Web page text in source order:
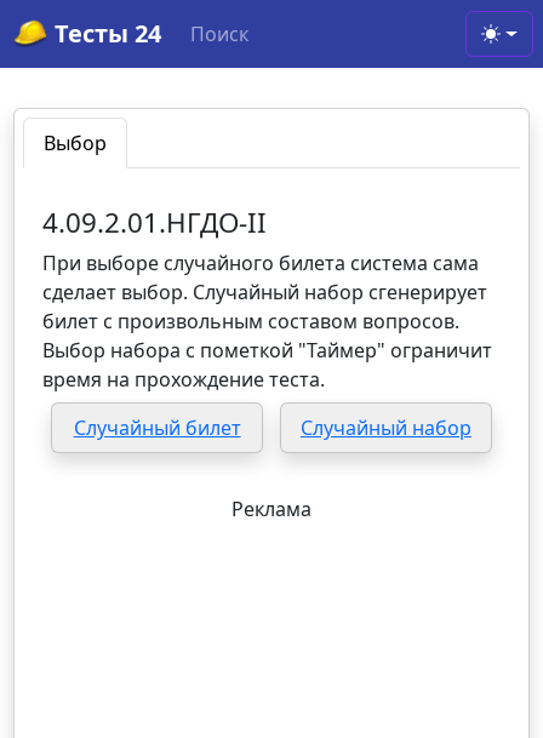
Тесты 24 Поиск
Выбор
4.09.2.01.НГДО-II
При выборе случайного билета система сама
сделает выбор. Случайный набор сгенерирует
билет с произвольным составом вопросов.
Выбор набора с пометкой "Таймер" ограничит
время на прохождение теста.
Случайный билет
Случайный набор
Реклама